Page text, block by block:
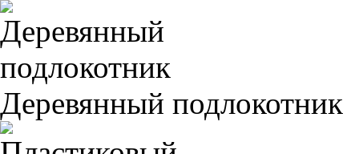
Деревянный подлокотник